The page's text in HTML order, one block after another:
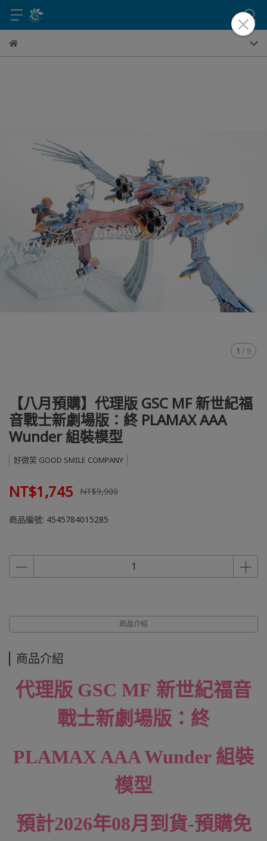
1 / 9
【八月預購】代理版 GSC MF 新世紀福
音戰士新劇場版：終 PLAMAX AAA
Wunder 組裝模型
好微笑 GOOD SMILE COMPANY
NT$1,745 NT$9,900
商品編號: 4545784015285
商品介紹
商品介紹
代理版 GSC MF 新世紀福音
戰士新劇場版：終
PLAMAX AAA Wunder 組裝
模型
預計2026年08月到貨-預購免